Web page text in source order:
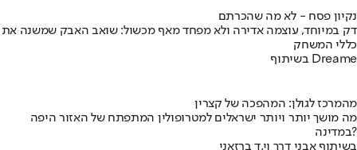
נקיון פסח - לא מה שהכרתם
דק במיוחד, עוצמה אדירה ולא מפחד מאף מכשול: שואב האבק שמשנה את
כללי המשחק
בשיתוף Dreame
מהמרכז לגולן: המהפכה של קצרין
מה מושך יותר ויותר ישראלים למטרופולין המתפתח של האזור היפה
במדינה?
בשיתוף אבני דרך וי.ד ברזאני